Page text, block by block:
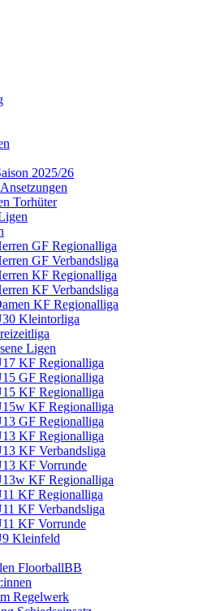
2025/26
Torhüter
GF Regionalliga
GF Verbandsliga
KF Regionalliga
KF Verbandsliga
KF Regionalliga
Kleintorliga
Ligen
KF Regionalliga
GF Regionalliga
KF Regionalliga
KF Regionalliga
GF Regionalliga
KF Regionalliga
KF Verbandsliga
KF Vorrunde
KF Regionalliga
KF Regionalliga
KF Verbandsliga
KF Vorrunde
Kleinfeld
FloorballBB
Regelwerk